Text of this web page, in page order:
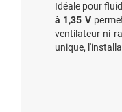
Idéale pour
à 1,35 V
ventilateur ni
unique,